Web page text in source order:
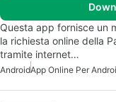
Questa app fornisce un
la richiesta online della
tramite internet…
AndroidApp Online Per